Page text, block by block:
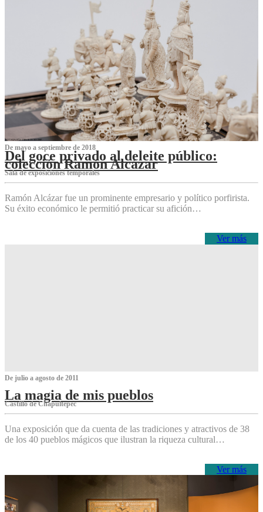
De mayo a septiembre de 2018
Del goce privado al deleite público:
colección Ramón Alcázar
Sala de exposiciones temporales
Ramón Alcázar fue un prominente empresario y político porfirista.
Su éxito económico le permitió practicar su afición…
Ver más
De julio a agosto de 2011
La magia de mis pueblos
Castillo de Chapultepec
Una exposición que da cuenta de las tradiciones y atractivos de 38
de los 40 pueblos mágicos que ilustran la riqueza cultural…
Ver más